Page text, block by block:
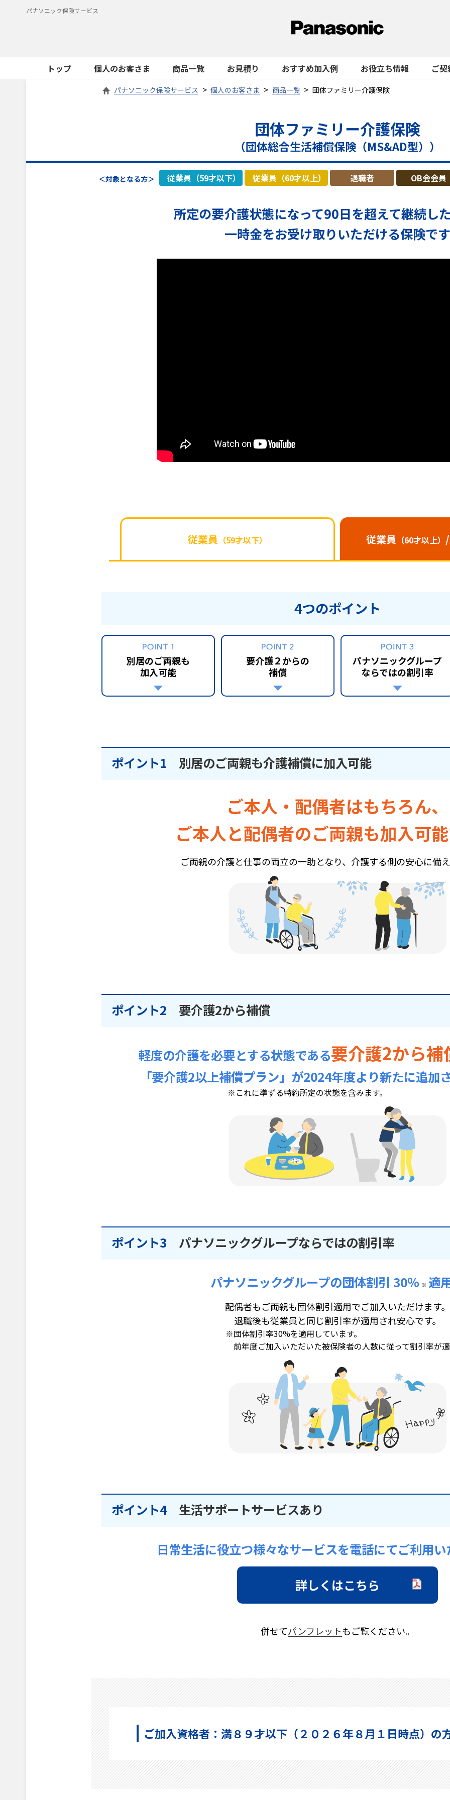
パナソニック保険サービス
トップ 個人のお客さま 商品一覧 お見積り おすすめ加入例 お役立ち情報 ご
パナソニック保険サービス 個人のお客さま 商品一覧 団体ファミリー介護保険
団体ファミリー介護保険
（団体総合生活補償保険（MS&AD型））
＜対象となる方＞ 従業員（59才以下） 従業員（60才以上） 退職者 OB会会員
所定の要介護状態になって90日を超えて継続し
一時金をお受け取りいただける保険です
従業員 （59才以下） 従業員 （60才以上）
4つのポイント
別居のご両親も
加入可能
要介護２からの
補償
パナソニックグループ
ならではの割引率
ポイント1 別居のご両親も介護補償に加入可能
ご本人・配偶者はもちろん、
ご本人と配偶者のご両親も加入可
ご両親の介護と仕事の両立の一助となり、介護する側の安心に備
ポイント2 要介護2から補償
軽度の介護を必要とする状態である要介護2から
「要介護2以上補償プラン」が2024年度より新たに追加
※これに準ずる特約所定の状態を含みます。
ポイント3 パナソニックグループならではの割引率
パナソニックグループの団体割引 30％ ※ 適
配偶者もご両親も団体割引適用でご加入いただけます。
退職後も従業員と同じ割引率が適用され安心です。
※団体割引率30%を適用しています。
前年度ご加入いただいた被保険者の人数に従って割引率が
ポイント4 生活サポートサービスあり
日常生活に役立つ様々なサービスを電話にてご利用
詳しくはこちら
併せてパンフレットもご覧ください。
ご加入資格者：満８９才以下 （２０２６年８月１日時点）の